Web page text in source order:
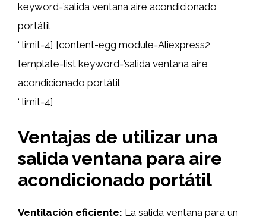
keyword=’salida ventana aire acondicionado
portátil
‘ limit=4] [content-egg module=Aliexpress2
template=list keyword=’salida ventana aire
acondicionado portátil
‘ limit=4]
Ventajas de utilizar una
salida ventana para aire
acondicionado portátil
Ventilación eficiente: La salida ventana para un